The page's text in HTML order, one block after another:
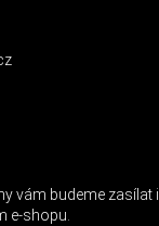
vám budeme
e-shopu.